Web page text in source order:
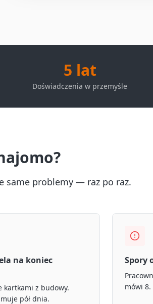
5 lat
Doświadczenia w przemyśle
same problemy — raz po raz.
na koniec
kartkami z budowy.
pół dnia.
Spory
mówi